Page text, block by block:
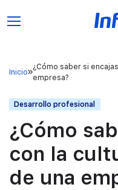
Inicio
¿Cómo saber si
empresa?
Desarrollo profesional
¿Cómo
con la
de una